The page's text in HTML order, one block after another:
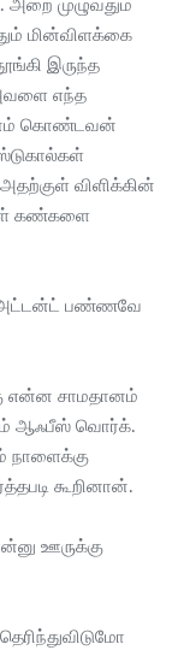
அறை முழுவதும்
மின்விளக்கை
இருந்த
எந்த
கொண்டவன்
விளிக்கின்
கண்களை
அட்டன்ட் பண்ணவே
என்ன சாமதானம்
ஆஃபீஸ் வொர்க்.
நாளைக்கு
கூறினான்.
ஊருக்கு